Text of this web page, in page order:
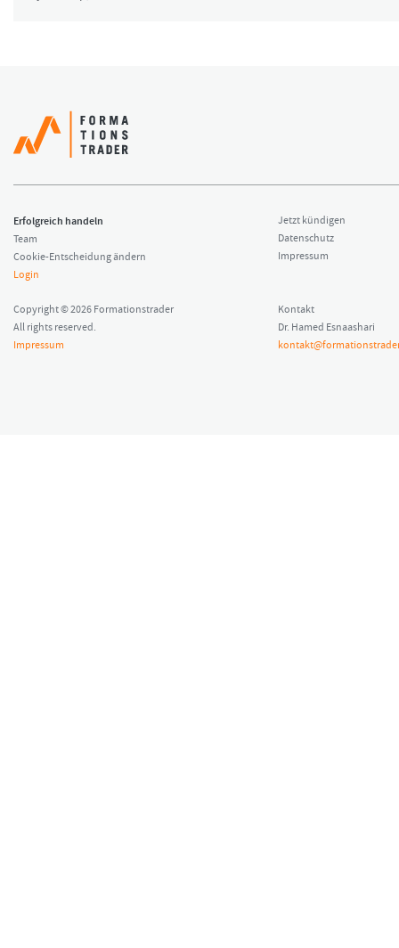
Erfolgreich handeln
Team
Cookie-Entscheidung ändern
Login
Jetzt kündigen
Datenschutz
Impressum
Copyright © 2026 Formationstrader
All rights reserved.
Impressum
Kontakt
Dr. Hamed Esnaashari